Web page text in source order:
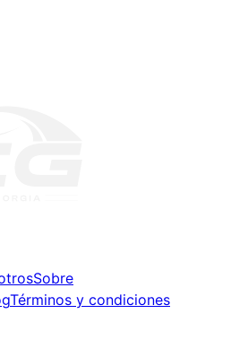
Sobre
Términos y condiciones